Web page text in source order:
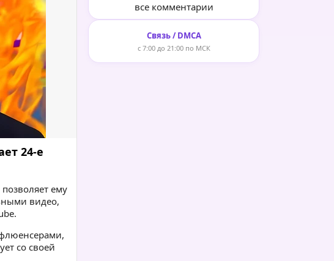
24-е
ему
видео,
со своей
все комментарии
Связь / DMCA
с 7:00 до 21:00 по МСК